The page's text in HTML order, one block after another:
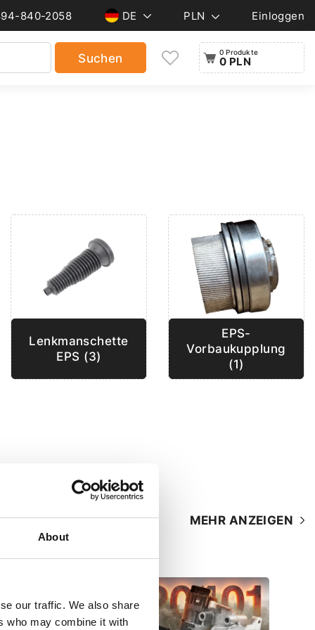
About
our traffic. We also share
who may combine it with
840-2058 DE PLN Einloggen
Suchen 0 Produkte
0 PLN
Lenkmanschette
EPS (3)
EPS-
Vorbaukupplung
(1)
MEHR ANZEIGEN